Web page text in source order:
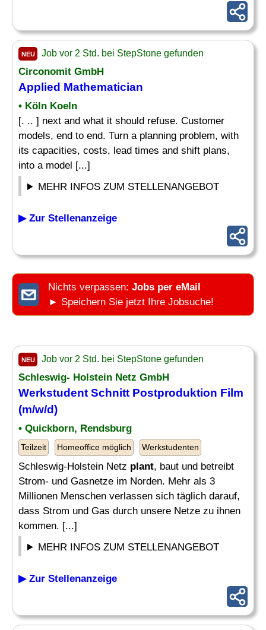
NEU Job vor 2 Std. bei StepStone gefunden
Circonomit GmbH
Applied Mathematician
• Köln Koeln
[. .. ] next and what it should refuse. Customer
models, end to end. Turn a planning problem, with
its capacities, costs, lead times and shift plans,
into a model [...]
MEHR INFOS ZUM STELLENANGEBOT
▶ Zur Stellenanzeige
Nichts verpassen: Jobs per eMail
► Speichern Sie jetzt Ihre Jobsuche!
NEU Job vor 2 Std. bei StepStone gefunden
Schleswig- Holstein Netz GmbH
Werkstudent Schnitt Postproduktion Film
(m/w/d)
• Quickborn, Rendsburg
Teilzeit Homeoffice möglich Werkstudenten
Schleswig-Holstein Netz plant, baut und betreibt
Strom- und Gasnetze im Norden. Mehr als 3
Millionen Menschen verlassen sich täglich darauf,
dass Strom und Gas durch unsere Netze zu ihnen
kommen. [...]
MEHR INFOS ZUM STELLENANGEBOT
▶ Zur Stellenanzeige